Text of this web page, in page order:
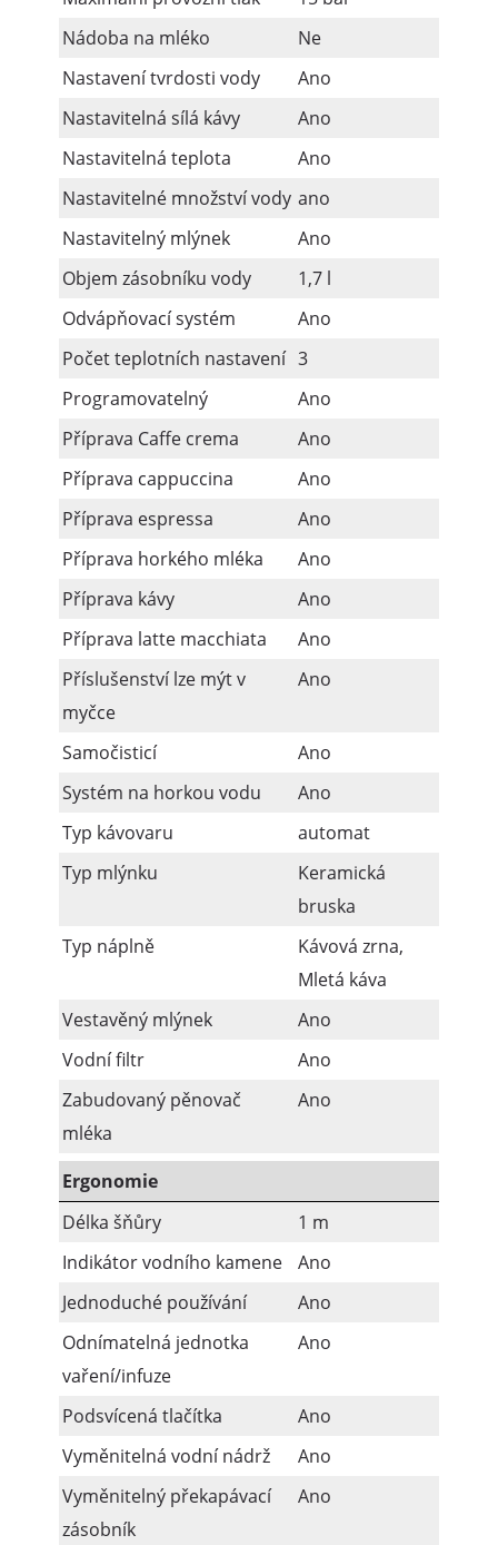
Nádoba na mléko
Ne
Nastavení tvrdosti vody
Ano
Nastavitelná sílá kávy
Ano
Nastavitelná teplota
Ano
Nastavitelné množství vody ano
Nastavitelný mlýnek
Ano
Objem zásobníku vody
1,7 l
Odvápňovací systém
Ano
Počet teplotních nastavení 3
Programovatelný
Ano
Příprava Caffe crema
Ano
Příprava cappuccina
Ano
Příprava espressa
Ano
Příprava horkého mléka
Ano
Příprava kávy
Ano
Příprava latte macchiata
Ano
Příslušenství lze mýt v
myčce
Ano
Samočisticí
Ano
Systém na horkou vodu
Ano
Typ kávovaru
automat
Typ mlýnku
Keramická
bruska
Typ náplně
Kávová zrna,
Mletá káva
Vestavěný mlýnek
Ano
Vodní filtr
Ano
Zabudovaný pěnovač
mléka
Ano
Ergonomie
Délka šňůry
1 m
Indikátor vodního kamene
Ano
Jednoduché používání
Ano
Odnímatelná jednotka
vaření/infuze
Ano
Podsvícená tlačítka
Ano
Vyměnitelná vodní nádrž
Ano
Vyměnitelný překapávací
zásobník
Ano